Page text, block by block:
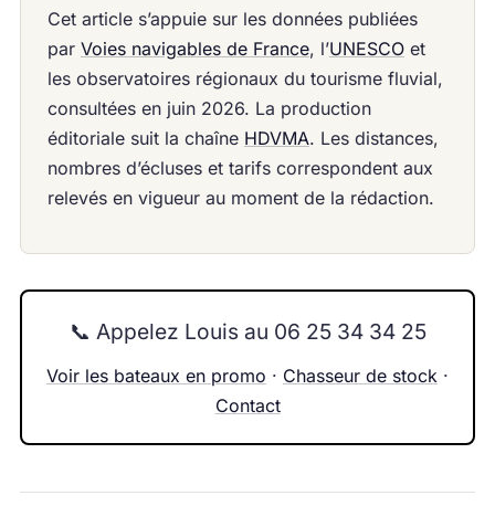
Cet article s’appuie sur les données publiées
par Voies navigables de France, l’UNESCOet
les observatoires régionaux du tourisme fluvial,
consultées en juin 2026. La production
éditoriale suit la chaîne HDVMA. Les distances,
nombres d’écluses et tarifs correspondent aux
relevés en vigueur au moment de la rédaction.
📞 Appelez Louis au 06 25 34 34 25
Voir les bateaux en promo · Chasseur de stock ·
Contact